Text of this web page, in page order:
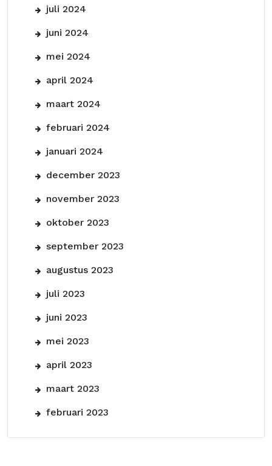
juli 2024
juni 2024
mei 2024
april 2024
maart 2024
februari 2024
januari 2024
december 2023
november 2023
oktober 2023
september 2023
augustus 2023
juli 2023
juni 2023
mei 2023
april 2023
maart 2023
februari 2023